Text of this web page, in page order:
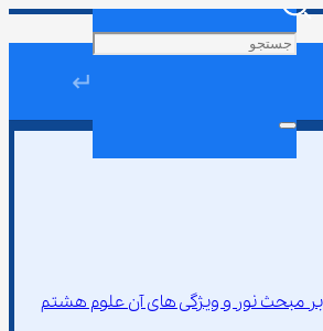
↵
مبحث نور و ویژگی های آن علوم هشتم